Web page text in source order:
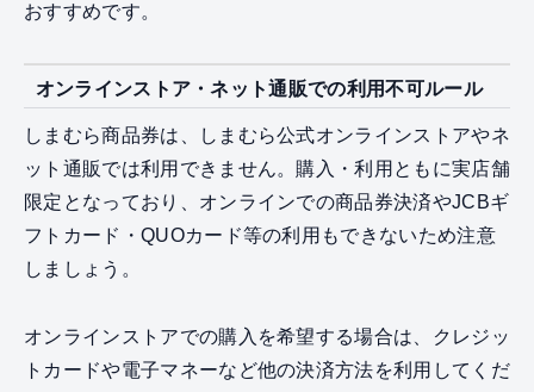
おすすめです。
オンラインストア・ネット通販での利用不可ルール
しまむら商品券は、しまむら公式オンラインストアやネ
ット通販では利用できません。購入・利用ともに実店舗
限定となっており、オンラインでの商品券決済やJCBギ
フトカード・QUOカード等の利用もできないため注意
しましょう。
オンラインストアでの購入を希望する場合は、クレジッ
トカードや電子マネーなど他の決済方法を利用してくだ